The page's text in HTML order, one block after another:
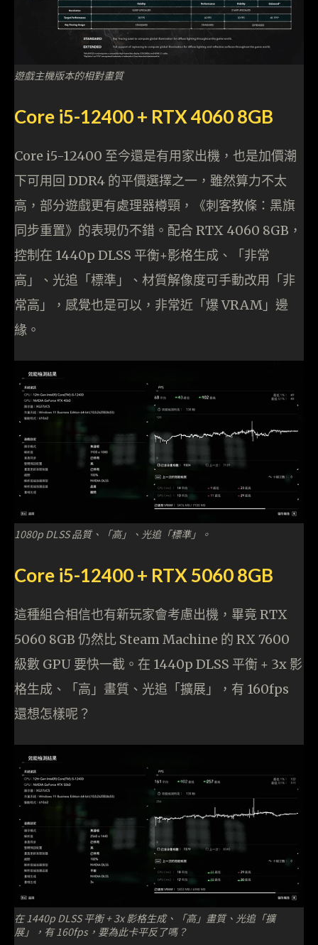
遊戲主機版本的相對畫質
Core i5-12400 + RTX 4060 8GB
Core i5-12400 至今還是有用家出機，也是加價潮
下可用回 DDR4 的平價選擇之一，雖然算力不太
高，部分遊戲更有處理器樽頸，《刺客教條：黑旗
同步重置》的表現仍不錯。配合 RTX 4060 8GB，
控制在 1440p DLSS 平衡+影格生成、「非常
高」、光追「標準」、材質解像度可手動改用「非
常高」，感覺也是可以，非常近「爆 VRAM」邊
緣。
1080p DLSS 品質、「高」、光追「標準」。
Core i5-12400 + RTX 5060 8GB
這種組合相信也有新玩家會考慮出機，畢竟 RTX
5060 8GB 仍然比 Steam Machine 的 RX 7600
級數 GPU 要快一截。在 1440p DLSS 平衡 + 3x 影
格生成、「高」畫質、光追「擴展」，有 160fps
還想怎樣呢？
在 1440p DLSS 平衡 + 3x 影格生成、「高」畫質、光追「擴
展」，有 160fps，要為此卡平反了嗎？